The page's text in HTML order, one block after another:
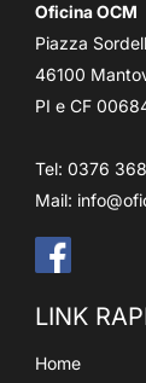
Oficina OCM
Piazza
46100
PI e CF
Tel: 0376
Mail:
LINK
Home